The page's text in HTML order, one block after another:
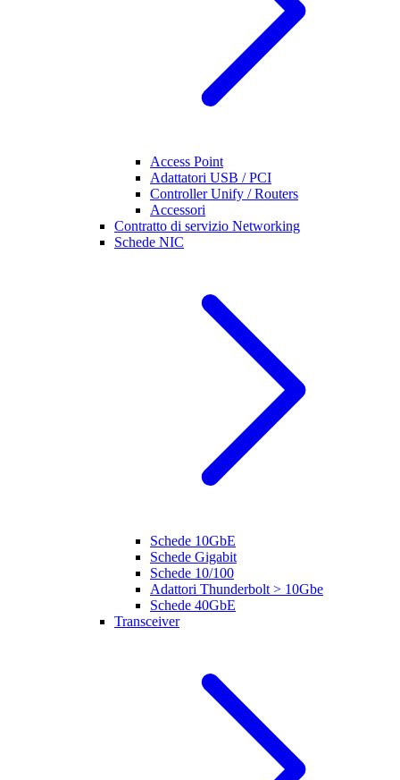
Access Point
Adattatori USB / PCI
Controller Unify / Routers
Accessori
Contratto di servizio Networking
Schede NIC
Schede 10GbE
Schede Gigabit
Schede 10/100
Adattori Thunderbolt > 10Gbe
Schede 40GbE
Transceiver